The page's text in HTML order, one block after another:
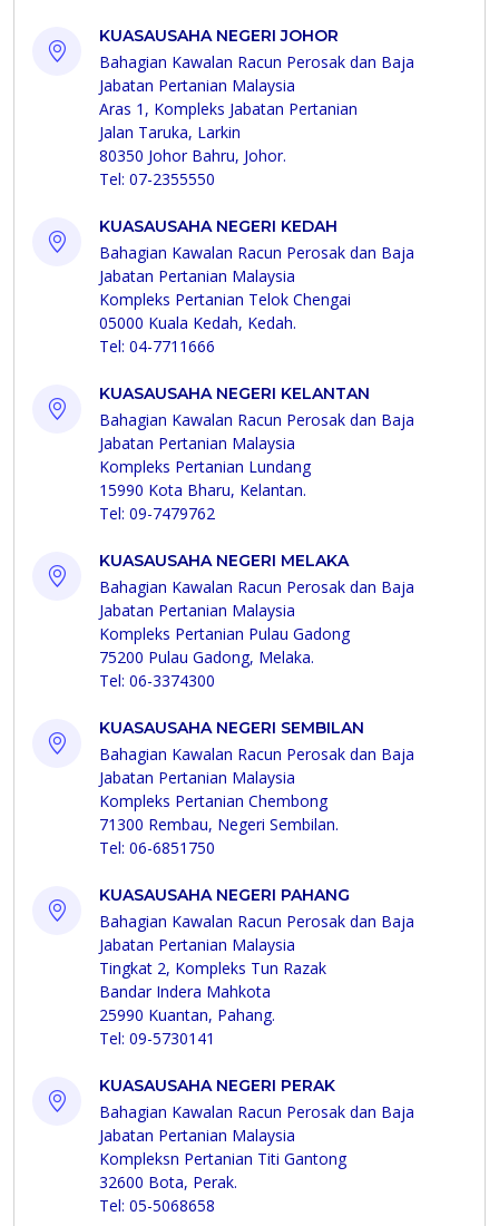
KUASAUSAHA NEGERI JOHOR
Bahagian Kawalan Racun Perosak dan Baja
Jabatan Pertanian Malaysia
Aras 1, Kompleks Jabatan Pertanian
Jalan Taruka, Larkin
80350 Johor Bahru, Johor.
Tel: 07-2355550
KUASAUSAHA NEGERI KEDAH
Bahagian Kawalan Racun Perosak dan Baja
Jabatan Pertanian Malaysia
Kompleks Pertanian Telok Chengai
05000 Kuala Kedah, Kedah.
Tel: 04-7711666
KUASAUSAHA NEGERI KELANTAN
Bahagian Kawalan Racun Perosak dan Baja
Jabatan Pertanian Malaysia
Kompleks Pertanian Lundang
15990 Kota Bharu, Kelantan.
Tel: 09-7479762
KUASAUSAHA NEGERI MELAKA
Bahagian Kawalan Racun Perosak dan Baja
Jabatan Pertanian Malaysia
Kompleks Pertanian Pulau Gadong
75200 Pulau Gadong, Melaka.
Tel: 06-3374300
KUASAUSAHA NEGERI SEMBILAN
Bahagian Kawalan Racun Perosak dan Baja
Jabatan Pertanian Malaysia
Kompleks Pertanian Chembong
71300 Rembau, Negeri Sembilan.
Tel: 06-6851750
KUASAUSAHA NEGERI PAHANG
Bahagian Kawalan Racun Perosak dan Baja
Jabatan Pertanian Malaysia
Tingkat 2, Kompleks Tun Razak
Bandar Indera Mahkota
25990 Kuantan, Pahang.
Tel: 09-5730141
KUASAUSAHA NEGERI PERAK
Bahagian Kawalan Racun Perosak dan Baja
Jabatan Pertanian Malaysia
Kompleksn Pertanian Titi Gantong
32600 Bota, Perak.
Tel: 05-5068658